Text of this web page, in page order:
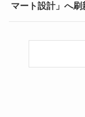
マート設計」へ刷